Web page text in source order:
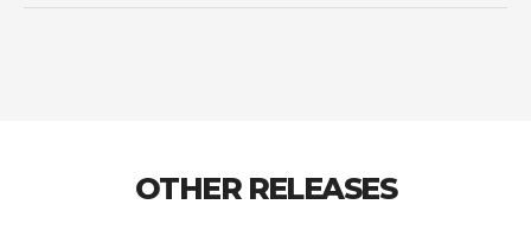
OTHER RELEASES